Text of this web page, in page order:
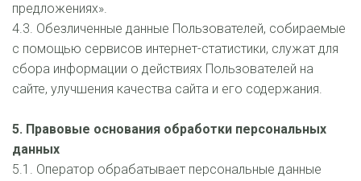
предложениях».
4.3. Обезличенные данные Пользователей, собираемые
с помощью сервисов интернет-статистики, служат для
сбора информации о действиях Пользователей на
сайте, улучшения качества сайта и его содержания.
5. Правовые основания обработки персональных
данных
5.1. Оператор обрабатывает персональные данные